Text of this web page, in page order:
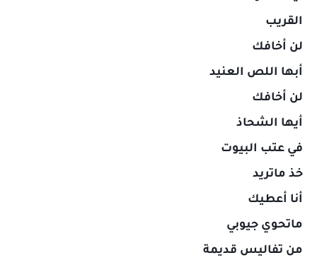
القريب
لن أخافك
أبها اللص العنيد
لن أخافك
أيها الشحاذ
في عتب البيوت
خذ ماتريد
أنا أعطيك
ماتحوي جيوبي
من تفاليس قديمة